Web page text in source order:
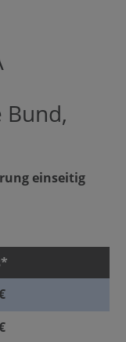
Bund,
einseitig